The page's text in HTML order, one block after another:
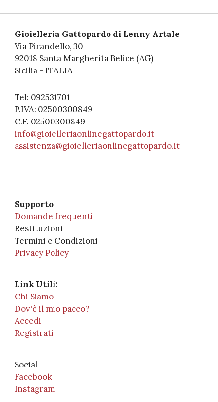
Gioielleria Gattopardo di Lenny Artale
Via Pirandello, 30
92018 Santa Margherita Belice (AG)
Sicilia - ITALIA
Tel: 092531701
P.IVA: 02500300849
C.F. 02500300849
info@gioielleriaonlinegattopardo.it
assistenza@gioielleriaonlinegattopardo.it
Supporto
Domande frequenti
Restituzioni
Termini e Condizioni
Privacy Policy
Link Utili:
Chi Siamo
Dov'è il mio pacco?
Accedi
Registrati
Social
Facebook
Instagram